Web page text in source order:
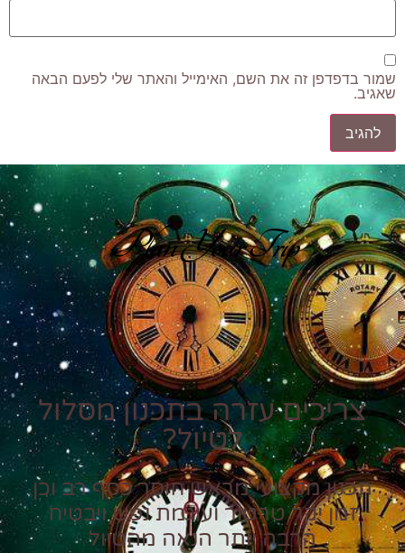
שמור בדפדפן זה את השם, האימייל והאתר שלי לפעם הבאה
שאגיב.
Plan Your Trip
צריכים עזרה בתכנון מסלול
לטיול?
תכנון מקצועי מראש חוסך כסף רב וכן
זמן יקר טרטור ועוגמת נפש ויבטיח
הרבה יותר הנאה מהטיול